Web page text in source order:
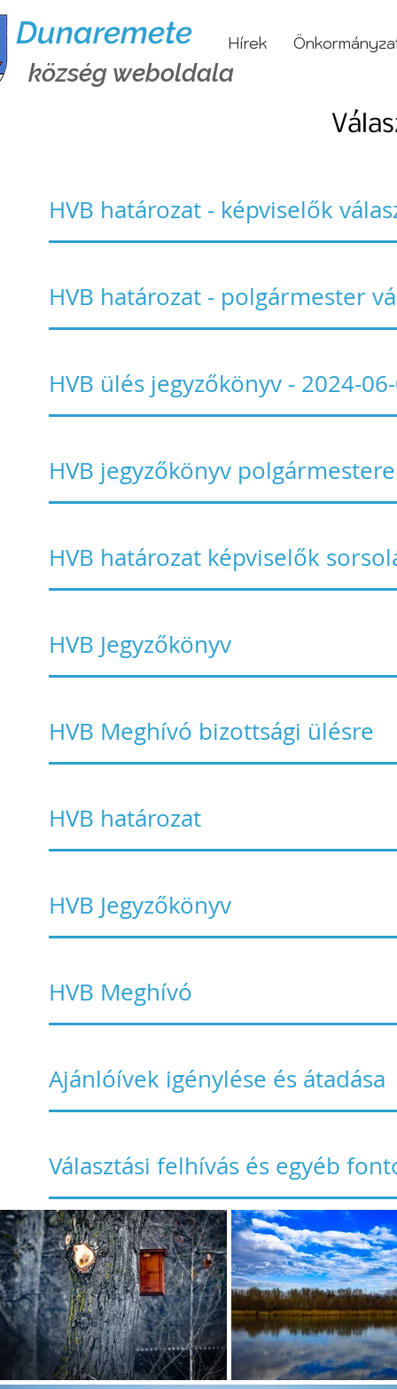
Dunaremete Hírek
község weboldala
HVB határozat - képviselők
HVB határozat - polgármester
HVB ülés jegyzőkönyv - 2024-
HVB jegyzőkönyv
HVB határozat képviselők
HVB Jegyzőkönyv
HVB Meghívó bizottsági ülésre
HVB határozat
HVB Jegyzőkönyv
HVB Meghívó
Ajánlóívek igénylése és átadása
Választási felhívás és egyéb